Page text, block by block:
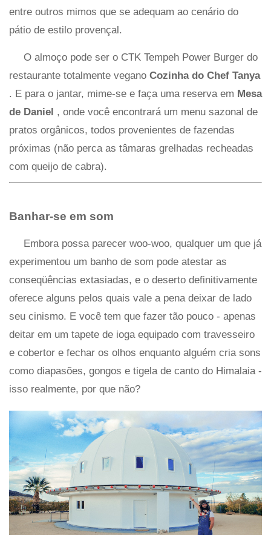
entre outros mimos que se adequam ao cenário do
pátio de estilo provençal.
O almoço pode ser o CTK Tempeh Power Burger do
restaurante totalmente vegano Cozinha do Chef Tanya
. E para o jantar, mime-se e faça uma reserva em Mesa
de Daniel , onde você encontrará um menu sazonal de
pratos orgânicos, todos provenientes de fazendas
próximas (não perca as tâmaras grelhadas recheadas
com queijo de cabra).
Banhar-se em som
Embora possa parecer woo-woo, qualquer um que já
experimentou um banho de som pode atestar as
conseqüências extasiadas, e o deserto definitivamente
oferece alguns pelos quais vale a pena deixar de lado
seu cinismo. E você tem que fazer tão pouco - apenas
deitar em um tapete de ioga equipado com travesseiro
e cobertor e fechar os olhos enquanto alguém cria sons
como diapasões, gongos e tigela de canto do Himalaia -
isso realmente, por que não?